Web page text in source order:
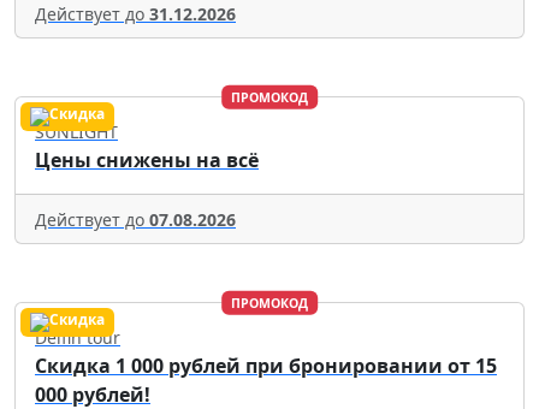
Действует до 31.12.2026
ПРОМОКОД
SUNLIGHT
Цены снижены на всё
Действует до 07.08.2026
ПРОМОКОД
Delfin tour
Скидка 1 000 рублей при бронировании от 15
000 рублей!